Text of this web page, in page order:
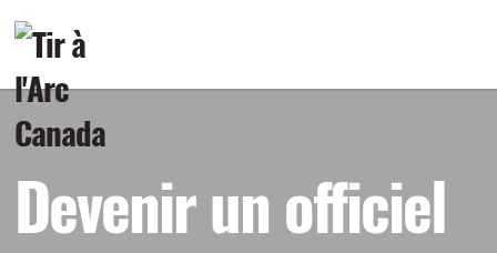
Devenir un officiel